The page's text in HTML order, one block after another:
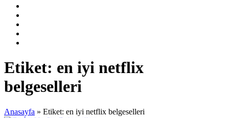
Etiket: en iyi netflix
belgeselleri
Anasayfa » Etiket: en iyi netflix belgeselleri